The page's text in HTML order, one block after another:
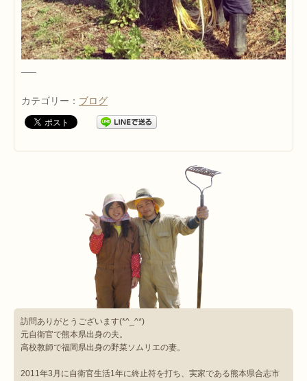
—–
カテゴリー： ブログ
訪問ありがとうございます(*^_^*)
元自衛官で熊本県出身の夫。
高校教師で福岡県出身の野菜ソムリエの妻。
2011年3月に自衛官生活1年に終止符を打ち、実家である熊本県合志市